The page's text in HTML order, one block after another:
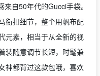
自50年代的Gucci手袋。
衔扣细节，整个用帆布配
元素，相当于从全新的视
装随意调节长短，时髦兼
都背过这款包哦，喜欢